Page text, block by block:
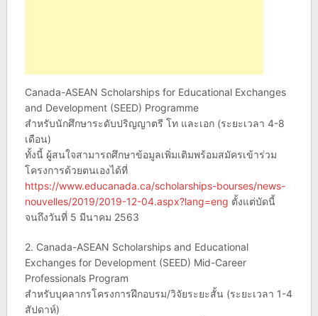
Canada-ASEAN Scholarships for Educational Exchanges
and Development (SEED) Programme
สำหรับนักศึกษาระดับปริญญาตรี โท และเอก (ระยะเวลา 4-8
เดือน)
ทั้งนี้ ผู้สนใจสามารถศึกษาข้อมูลเพิ่มเติมพร้อมสมัครเข้าร่วม
โครงการด้วยตนเองได้ที่
https://www.educanada.ca/scholarships-bourses/news-
nouvelles/2019/2019-12-04.aspx?lang=eng ตั้งแต่บัดนี้
จนถึงวันที่ 5 มีนาคม 2563
2. Canada-ASEAN Scholarships and Educational
Exchanges for Development (SEED) Mid-Career
Professionals Program
สำหรับบุคลากรโครงการฝึกอบรม/วิจัยระยะสั้น (ระยะเวลา 1-4
สัปดาห์)